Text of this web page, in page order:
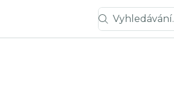
Vyhledávání...